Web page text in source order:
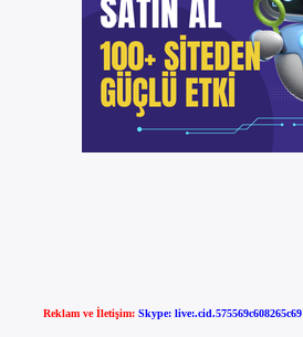
Reklam ve İletişim: Skype: live:.cid.575569c608265c69